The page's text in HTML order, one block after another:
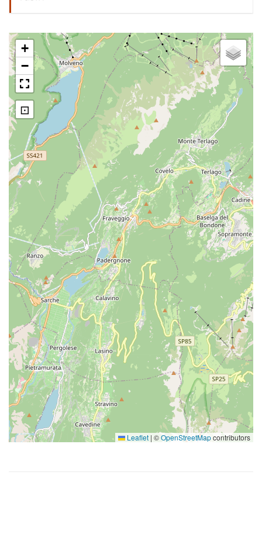
Rifugio di Fraveggio
stól
Veduta di Fraveggio
Veduta di Vezzano e parco
ottocentesco
Giovani al Lago di Santa Massenza
+
−
⊡
Leaflet | ©OpenStreetMapcontributors